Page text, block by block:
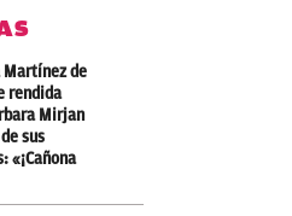
Martínez de
rendida
Mirjan
sus
«¡Cañona